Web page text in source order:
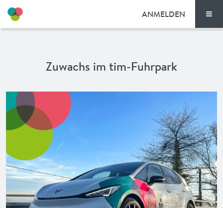
TIM-STANDORTE
TARIFE
DOKUMENTE
GUTSCHEINE
NEWS
AKTIONEN
ANMELDEN
Zuwachs im tim-Fuhrpark